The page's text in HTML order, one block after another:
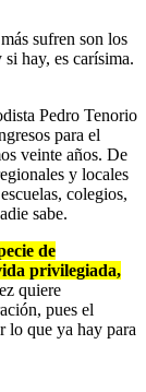
sufren son los
hay, es carísima.
Pedro Tenorio
para el
veinte años. De
y locales
colegios,
sabe.
de
privilegiada,
quiere
pues el
lo que ya hay para